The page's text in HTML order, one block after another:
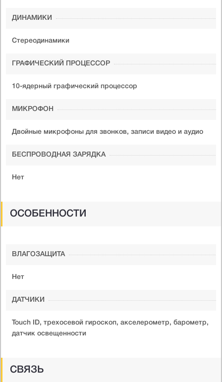
ДИНАМИКИ
Стереодинамики
ГРАФИЧЕСКИЙ ПРОЦЕССОР
10-ядерный графический процессор
МИКРОФОН
Двойные микрофоны для звонков, записи видео и аудио
БЕСПРОВОДНАЯ ЗАРЯДКА
Нет
ОСОБЕННОСТИ
ВЛАГОЗАЩИТА
Нет
ДАТЧИКИ
Touch ID, трехосевой гироскоп, акселерометр, барометр,
датчик освещенности
СВЯЗЬ